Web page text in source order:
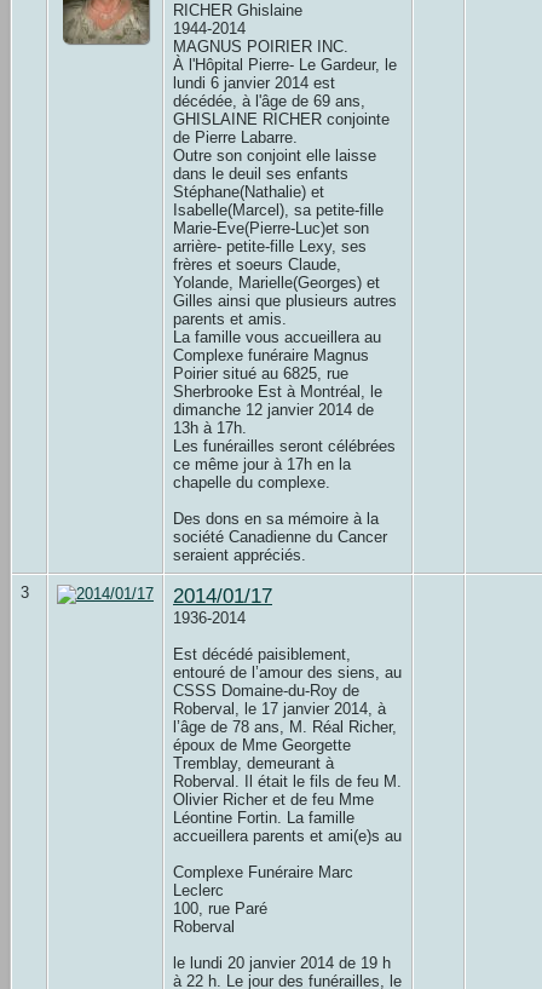
RICHER Ghislaine
1944-2014
MAGNUS POIRIER INC.
À l'Hôpital Pierre- Le Gardeur, le
lundi 6 janvier 2014 est
décédée, à l'âge de 69 ans,
GHISLAINE RICHER conjointe
de Pierre Labarre.
Outre son conjoint elle laisse
dans le deuil ses enfants
Stéphane(Nathalie) et
Isabelle(Marcel), sa petite-fille
Marie-Eve(Pierre-Luc)et son
arrière- petite-fille Lexy, ses
frères et soeurs Claude,
Yolande, Marielle(Georges) et
Gilles ainsi que plusieurs autres
parents et amis.
La famille vous accueillera au
Complexe funéraire Magnus
Poirier situé au 6825, rue
Sherbrooke Est à Montréal, le
dimanche 12 janvier 2014 de
13h à 17h.
Les funérailles seront célébrées
ce même jour à 17h en la
chapelle du complexe.
Des dons en sa mémoire à la
société Canadienne du Cancer
seraient appréciés.
3 2014/01/17
1936-2014
Est décédé paisiblement,
entouré de l’amour des siens, au
CSSS Domaine-du-Roy de
Roberval, le 17 janvier 2014, à
l’âge de 78 ans, M. Réal Richer,
époux de Mme Georgette
Tremblay, demeurant à
Roberval. Il était le fils de feu M.
Olivier Richer et de feu Mme
Léontine Fortin. La famille
accueillera parents et ami(e)s au
Complexe Funéraire Marc
Leclerc
100, rue Paré
Roberval
le lundi 20 janvier 2014 de 19 h
à 22 h. Le jour des funérailles, le